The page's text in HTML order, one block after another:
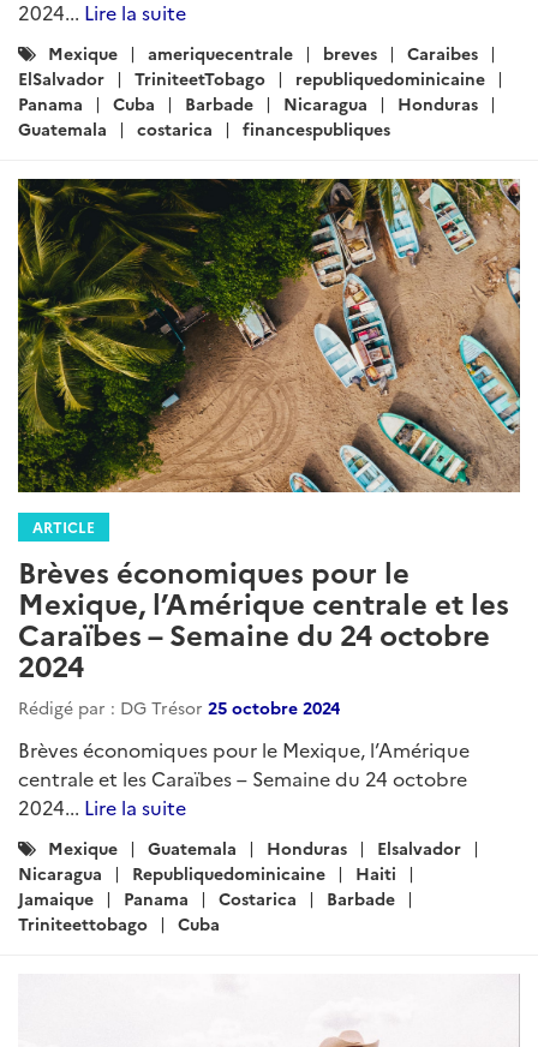
Catégories
Mexique Panama
RepubliqueDominicaine
Cuba Jamaique
Barbade
Caraibes
ARTICLE
Brèves économiques pour le
Mexique, l’Amérique centrale et les
Caraïbes – Semaine du 20 mars
2025
Rédigé par : DG Trésor20 mars 2025
centrale et les Caraïbes – Semaine du 20 mars 2025...
Lire la suite
Catégories
:
Mexique Caraibes
AmeriqueCentrale
CostaRica
Belize
Honduras
Nicaragua Panama
AntiguaetBarbuda
Barbade
Cuba Grenade
Jamaique
RepubliqueDominicaine
FMI
FinancesPubliques
Sectoriel
Macroeconomique Financier